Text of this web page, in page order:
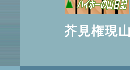
芥見権現山